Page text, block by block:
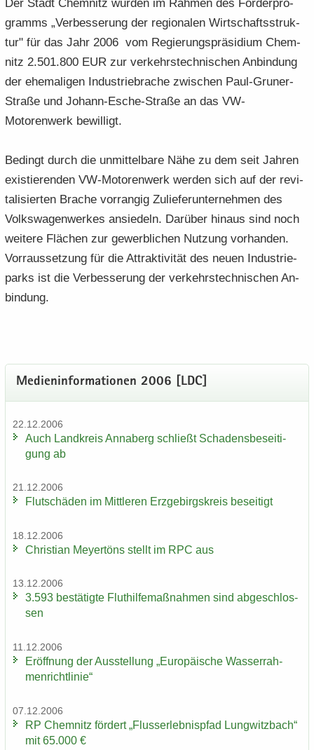
Der Stadt Chem­nitz wur­den im Rah­men des För­der­pro­
gramms „Ver­bes­se­rung der re­gio­na­len Wirt­schafts­struk­
tur" für das Jahr 2006 vom Re­gie­rungs­prä­si­di­um Chem­
nitz 2.501.800 EUR zur ver­kehrs­tech­ni­schen An­bin­dung
der ehe­ma­li­gen In­dus­trie­bra­che zwi­schen Paul-​Gruner-
Straße und Johann-​Esche-Straße an das VW-​
Motorenwerk be­wil­ligt.
Be­dingt durch die un­mit­tel­ba­re Nähe zu dem seit Jah­ren
exis­tie­ren­den VW-​Motorenwerk wer­den sich auf der re­vi­
ta­li­sier­ten Bra­che vor­ran­gig Zu­lie­fer­un­ter­neh­men des
Volks­wa­gen­wer­kes an­sie­deln. Dar­über hin­aus sind noch
wei­te­re Flä­chen zur ge­werb­li­chen Nut­zung vor­han­den.
Vor­raus­set­zung für die At­trak­ti­vi­tät des neuen In­dus­trie­
parks ist die Ver­bes­se­rung der ver­kehrs­tech­ni­schen An­
bin­dung.
Me­di­en­in­for­ma­tio­nen 2006 [LDC]
22.12.2006
Auch Land­kreis An­na­berg schließt Scha­dens­be­sei­ti­
gung ab
21.12.2006
Flut­schä­den im Mitt­le­ren Erz­ge­birgs­kreis be­sei­tigt
18.12.2006
Chris­ti­an Mey­er­töns stellt im RPC aus
13.12.2006
3.593 be­stä­tig­te Flut­hil­fe­maß­nah­men sind ab­ge­schlos­
sen
11.12.2006
Er­öff­nung der Aus­stel­lung „Eu­ro­päi­sche Was­ser­rah­
men­richt­li­nie“
07.12.2006
RP Chem­nitz för­dert „Fluss­erleb­nis­pfad Lung­witz­bach“
mit 65.000 €